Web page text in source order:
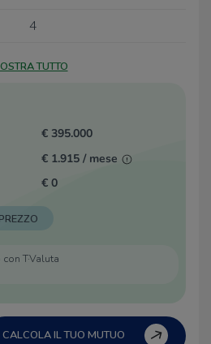
4
TUTTO
€ 395.000
€ 1.915 / mese
€ 0
T·Valuta
CALCOLA IL TUO MUTUO